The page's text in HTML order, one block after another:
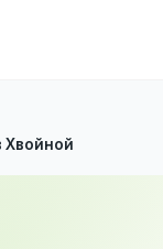
Хвойной